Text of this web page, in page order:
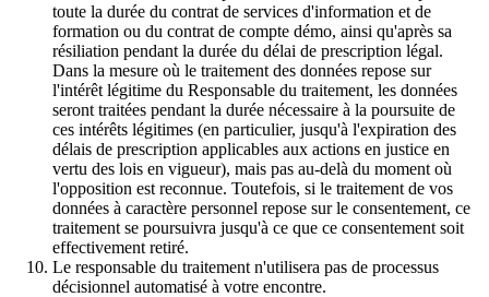
toute la durée du contrat de services d'information et de
formation ou du contrat de compte démo, ainsi qu'après sa
résiliation pendant la durée du délai de prescription légal.
Dans la mesure où le traitement des données repose sur
l'intérêt légitime du Responsable du traitement, les données
seront traitées pendant la durée nécessaire à la poursuite de
ces intérêts légitimes (en particulier, jusqu'à l'expiration des
délais de prescription applicables aux actions en justice en
vertu des lois en vigueur), mais pas au-delà du moment où
l'opposition est reconnue. Toutefois, si le traitement de vos
données à caractère personnel repose sur le consentement, ce
traitement se poursuivra jusqu'à ce que ce consentement soit
effectivement retiré.
Le responsable du traitement n'utilisera pas de processus
décisionnel automatisé à votre encontre.